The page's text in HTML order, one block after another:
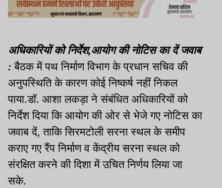
अधिकारियों को निर्देश,आयोग की नोटिस का दें जवाब
: बैठक में पथ निर्माण विभाग के प्रधान सचिव की
अनुपस्थिति के कारण कोई निष्कर्ष नहीं निकल
पाया.डॉ. आशा लकड़ा ने संबंधित अधिकारियों को
निर्देश दिया कि आयोग की ओर से भेजे गए नोटिस का
जवाब दें,ताकि सिरमटोली सरना स्थल के समीप
कराए गए रैंप निर्माण व केंद्रीय सरना स्थल को
संरक्षित करने की दिशा में उचित निर्णय लिया जा
सके.